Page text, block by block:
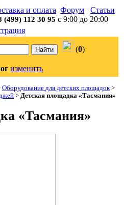
и оплата Форум
Статьи
(499) 112 30 95 с 9:00 до 20:00
(0)
изменить
Оборудование для детских площадок>
> Детская площадка «Тасмания»
«Тасмания»